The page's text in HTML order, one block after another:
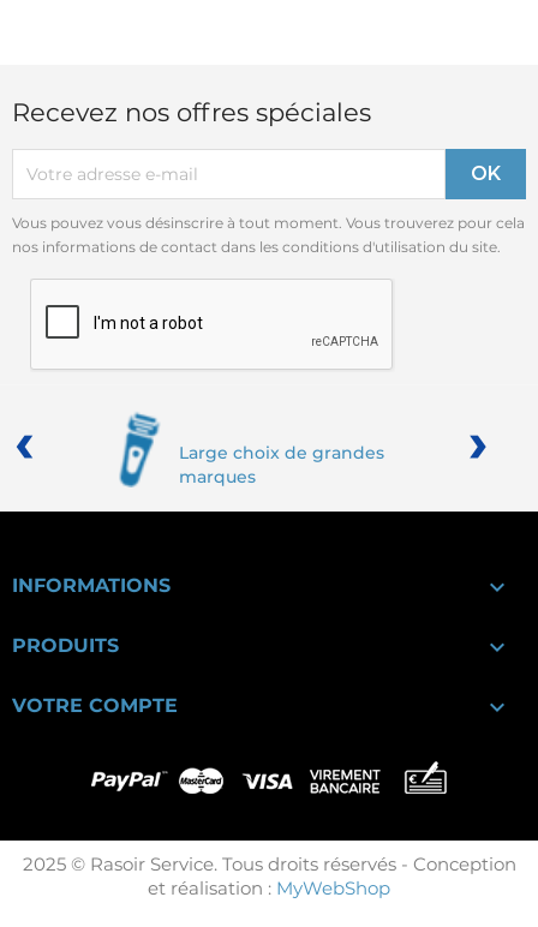
Recevez nos offres spéciales
Vous pouvez vous désinscrire à tout moment. Vous trouverez pour cela
nos informations de contact dans les conditions d'utilisation du site.
Large choix de grandes
marques
‹ ›
INFORMATIONS 
PRODUITS 
VOTRE COMPTE 
2025 © Rasoir Service. Tous droits réservés - Conception
et réalisation : MyWebShop